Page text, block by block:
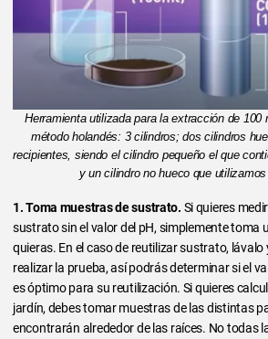
Herramienta utilizada para la extracción de 100
método holandés: 3 cilindros; dos cilindros
recipientes, siendo el cilindro pequeño el que
y un cilindro no hueco que
1. Toma muestras de sustrato. Si quieres
sustrato sin el valor del pH, simplemente toma
quieras. En el caso de reutilizar sustrato,
realizar la prueba, así podrás determinar si el
es óptimo para su reutilización. Si quieres
jardín, debes tomar muestras de las distintas
encontrarán alrededor de las raíces. No todas